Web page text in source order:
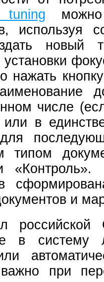
можно
используя
новый
установки
нажать
числе
или в
типом
«Контроль».
и
в систему
при